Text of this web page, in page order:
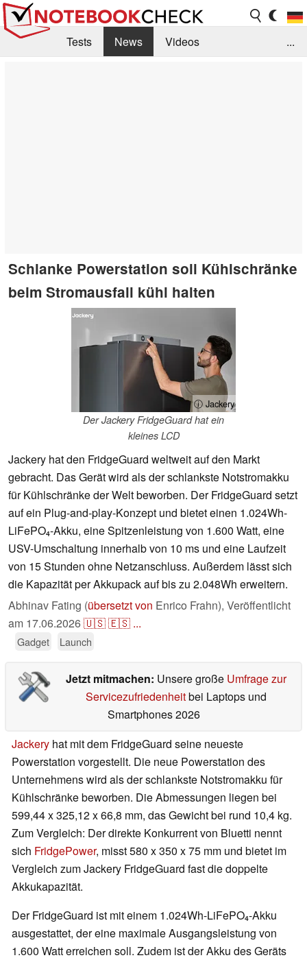
Tests News
Videos
...
Schlanke Powerstation soll Kühlschränke
beim Stromausfall kühl halten
ⓘ Jackery
Der Jackery FridgeGuard hat ein
kleines LCD
Jackery hat den FridgeGuard weltweit auf den Markt
gebracht. Das Gerät wird als der schlankste Notstromakku
für Kühlschränke der Welt beworben. Der FridgeGuard setzt
auf ein Plug-and-play-Konzept und bietet einen 1.024Wh-
LiFePO₄-Akku, eine Spitzenleistung von 1.600 Watt, eine
USV-Umschaltung innerhalb von 10 ms und eine Laufzeit
von 15 Stunden ohne Netzanschluss. Außerdem lässt sich
die Kapazität per Akkupack auf bis zu 2.048Wh erweitern.
Abhinav Fating (übersetzt von Enrico Frahn), Veröffentlicht
am 17.06.2026🇺🇸🇪🇸 ...
Gadget Launch
Jetzt mitmachen: Unsere große Umfrage zur
Servicezufriedenheitbei Laptops und
Smartphones 2026
Jackery hat mit dem FridgeGuard seine neueste
Powerstation vorgestellt. Die neue Powerstation des
Unternehmens wird als der schlankste Notstromakku für
Kühlschränke beworben. Die Abmessungen liegen bei
599,44 x 325,12 x 66,8 mm, das Gewicht bei rund 10,4 kg.
Zum Vergleich: Der direkte Konkurrent von Bluetti nennt
sich FridgePower, misst 580 x 350 x 75 mm und bietet im
Vergleich zum Jackery FridgeGuard fast die doppelte
Akkukapazität.
Der FridgeGuard ist mit einem 1.024Wh-LiFePO₄-Akku
ausgestattet, der eine maximale Ausgangsleistung von
1.600 Watt erreichen soll. Zudem ist der Akku des Geräts